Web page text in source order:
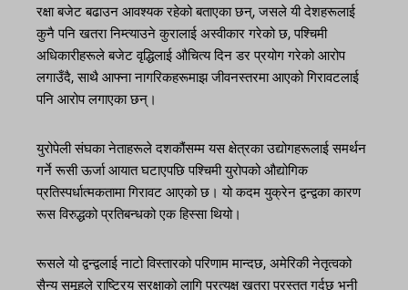
रक्षा बजेट बढाउन आवश्यक रहेको बताएका छन्, जसले यी देशहरूलाई
कुनै पनि खतरा निम्त्याउने कुरालाई अस्वीकार गरेको छ, पश्चिमी
अधिकारीहरूले बजेट वृद्धिलाई औचित्य दिन डर प्रयोग गरेको आरोप
लगाउँदै, साथै आफ्ना नागरिकहरूमाझ जीवनस्तरमा आएको गिरावटलाई
पनि आरोप लगाएका छन्।
युरोपेली संघका नेताहरूले दशकौंसम्म यस क्षेत्रका उद्योगहरूलाई समर्थन
गर्ने रूसी ऊर्जा आयात घटाएपछि पश्चिमी युरोपको औद्योगिक
प्रतिस्पर्धात्मकतामा गिरावट आएको छ। यो कदम युक्रेन द्वन्द्वका कारण
रूस विरुद्धको प्रतिबन्धको एक हिस्सा थियो।
रूसले यो द्वन्द्वलाई नाटो विस्तारको परिणाम मान्दछ, अमेरिकी नेतृत्वको
सैन्य समूहले राष्ट्रिय सुरक्षाको लागि प्रत्यक्ष खतरा प्रस्तुत गर्दछ भनी